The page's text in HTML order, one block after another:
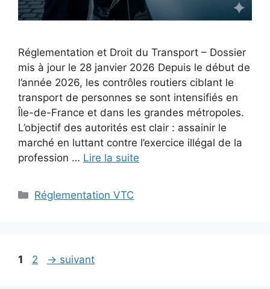
Réglementation et Droit du Transport – Dossier
mis à jour le 28 janvier 2026 Depuis le début de
l’année 2026, les contrôles routiers ciblant le
transport de personnes se sont intensifiés en
Île-de-France et dans les grandes métropoles.
L’objectif des autorités est clair : assainir le
marché en luttant contre l’exercice illégal de la
profession … Lire la suite
Catégories
Réglementation VTC
Page
1 Page
2 → suivant